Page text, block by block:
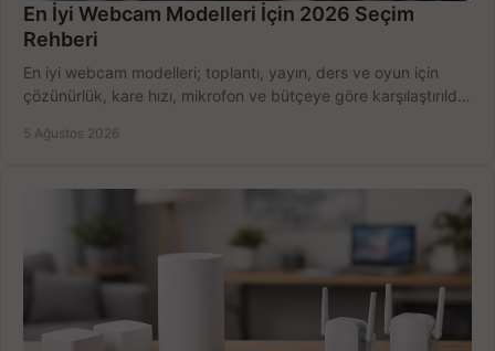
En İyi Webcam Modelleri İçin 2026 Seçim
Rehberi
En iyi webcam modelleri; toplantı, yayın, ders ve oyun için
çözünürlük, kare hızı, mikrofon ve bütçeye göre karşılaştırıldı.
5 Ağustos 2026